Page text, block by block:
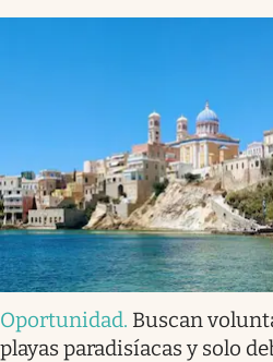
Oportunidad. Buscan
playas paradisíacas y solo